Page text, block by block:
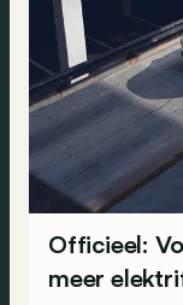
Officieel:
meer